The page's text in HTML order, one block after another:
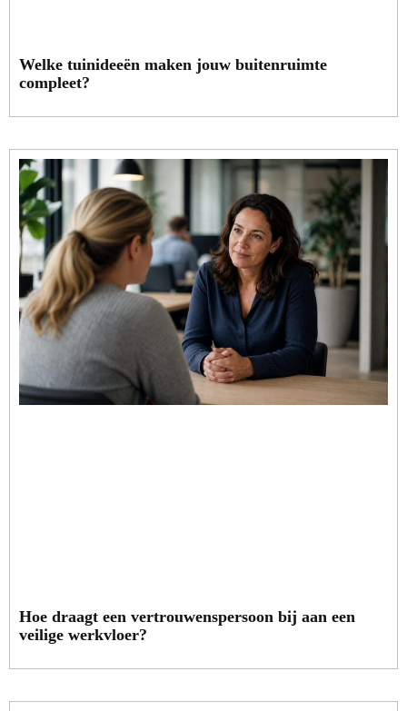
Welke tuinideeën maken jouw buitenruimte
compleet?
Hoe draagt een vertrouwenspersoon bij aan een
veilige werkvloer?